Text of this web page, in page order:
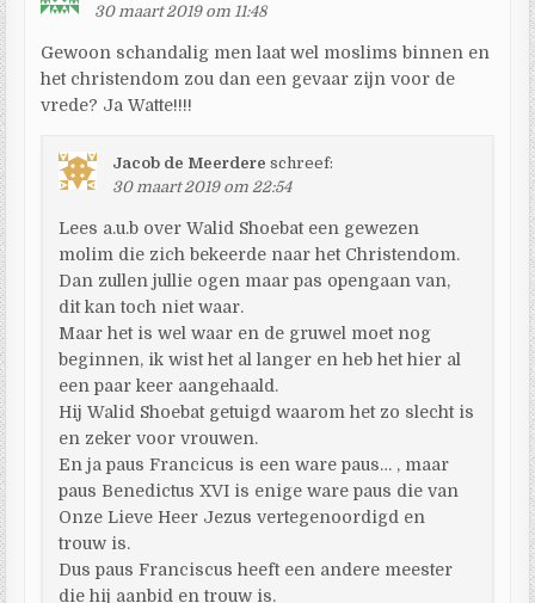
30 maart 2019 om 11:48
Gewoon schandalig men laat wel moslims binnen en
het christendom zou dan een gevaar zijn voor de
vrede? Ja Watte!!!!
Jacob de Meerdere schreef:
30 maart 2019 om 22:54
Lees a.u.b over Walid Shoebat een gewezen
molim die zich bekeerde naar het Christendom.
Dan zullen jullie ogen maar pas opengaan van,
dit kan toch niet waar.
Maar het is wel waar en de gruwel moet nog
beginnen, ik wist het al langer en heb het hier al
een paar keer aangehaald.
Hij Walid Shoebat getuigd waarom het zo slecht is
en zeker voor vrouwen.
En ja paus Francicus is een ware paus… , maar
paus Benedictus XVI is enige ware paus die van
Onze Lieve Heer Jezus vertegenoordigd en
trouw is.
Dus paus Franciscus heeft een andere meester
die hij aanbid en trouw is.